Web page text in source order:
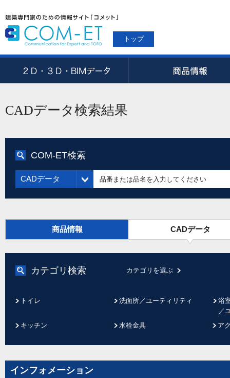
トップ
CADデータ検索結果
COM-ET検索
CADデータ
商品情報 CADデータ
カテゴリ検索 カテゴリを選ぶ
トイレ 洗面所／ユーティリティ
浴
／
キッチン
水栓金具 ア
インフォメーション